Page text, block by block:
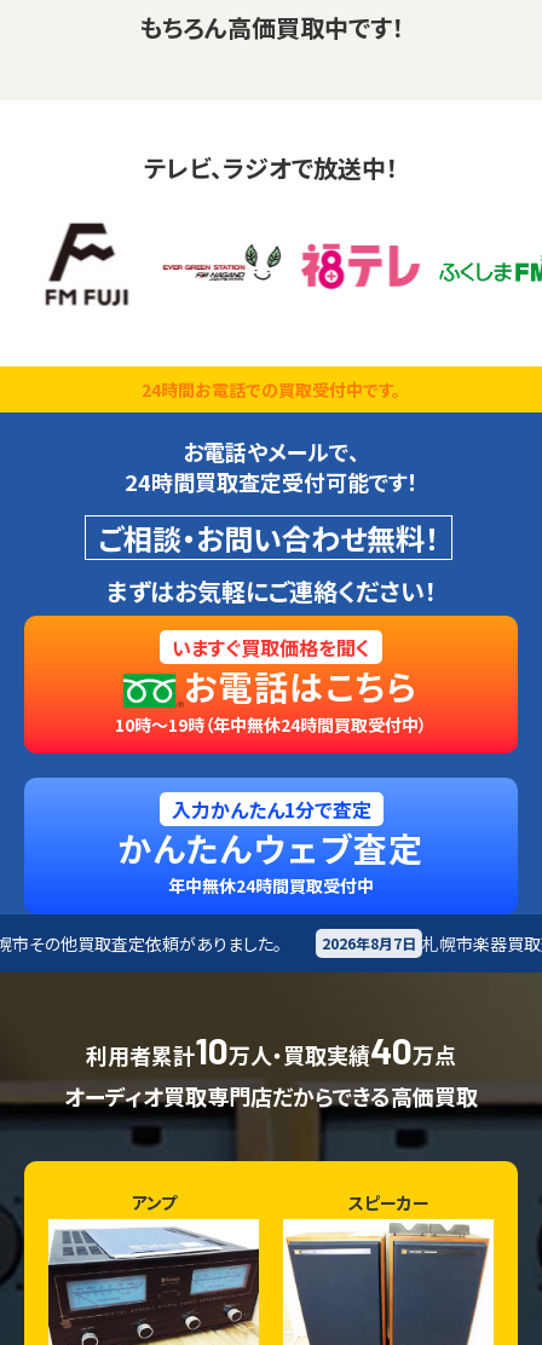
もちろん高価買取中です！
テレビ、ラジオで放送中！
24時間お電話での買取受付中です。
お電話やメールで、
24時間買取査定受付可能です！
ご相談・お問い合わせ無料！
まずはお気軽にご連絡ください！
いますぐ買取価格を聞く
お電話はこちら
10時～19時（年中無休24時間買取受付中）
入力かんたん1分で査定
かんたんウェブ査定
年中無休24時間買取受付中
りました。 2026年8月7日 札幌市 楽器買取査定依頼がありました。
利用者累計10万人・買取実績40万点
オーディオ買取専門店だからできる高価買取
アンプ スピーカー